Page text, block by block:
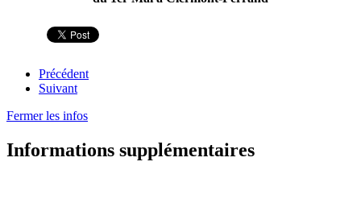
Précédent
Suivant
Fermer les infos
Informations supplémentaires